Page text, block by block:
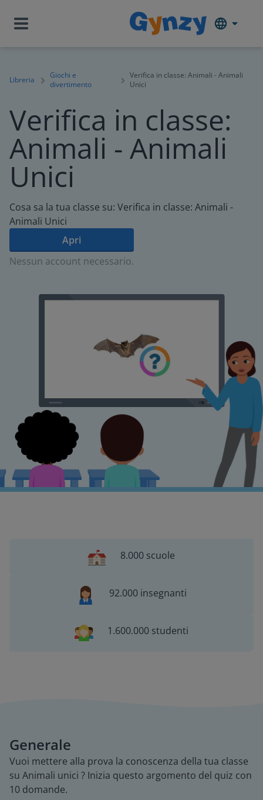
Libreria
Giochi e
divertimento
Verifica in classe: Animali - Animali
Unici
Verifica in classe:
Animali - Animali
Unici
Cosa sa la tua classe su: Verifica in classe: Animali -
Animali Unici
Apri
Nessun account necessario.
8.000 scuole
92.000 insegnanti
1.600.000 studenti
Generale
Vuoi mettere alla prova la conoscenza della tua classe
su Animali unici ? Inizia questo argomento del quiz con
10 domande.